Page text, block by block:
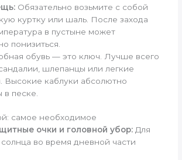
Обязательно возьмите с собой
куртку или шаль. После захода
в пустыне может
понизиться.
обувь — это ключ. Лучше всего
шлепанцы или легкие
Высокие каблуки абсолютно
в песке.
самое необходимое
очки и головной убор: Для
во время дневной части